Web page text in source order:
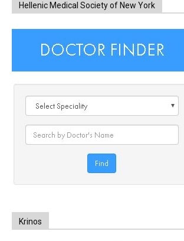
Hellenic Medical Society of New York
Krinos